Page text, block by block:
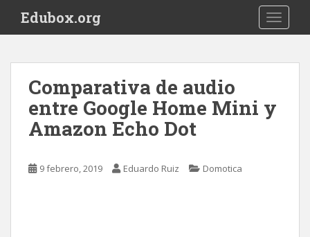
i
Edubox.org
Comparativa de audio
entre Google Home Mini y
Amazon Echo Dot
9 febrero, 2019 Eduardo Ruiz Domotica